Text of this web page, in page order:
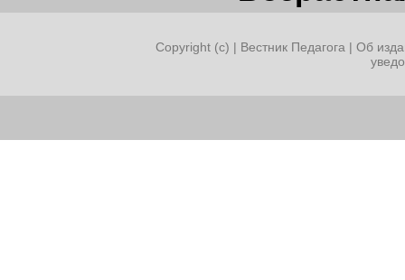
Copyright (c) | Вестник Педагога | Об